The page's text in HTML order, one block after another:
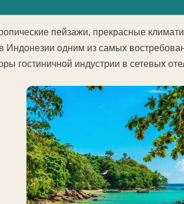
пейзажи, прекрасные
Индонезии одним из самых
гостиничной индустрии в сетевых